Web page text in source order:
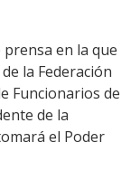
en la que
la Federación
Funcionarios de
de la
el Poder